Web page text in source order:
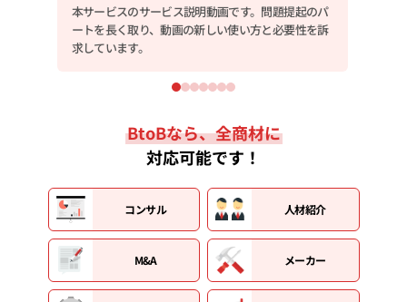
本サービスのサービス説明動画です。問題提起のパ
ートを長く取り、動画の新しい使い方と必要性を訴
求しています。
BtoBなら、全商材に
対応可能です！
コンサル 人材紹介
M&A メーカー